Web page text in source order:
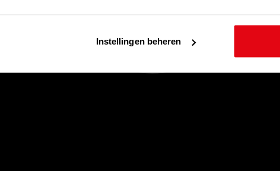
Instellingen beheren